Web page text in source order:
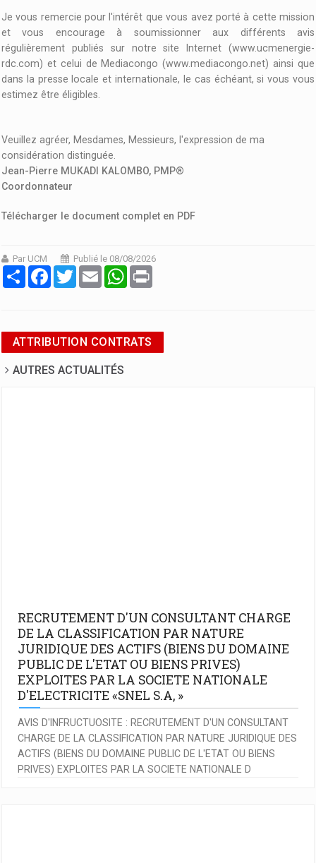
Je vous remercie pour l'intérêt que vous avez porté à cette mission
et vous encourage à soumissionner aux différents avis
régulièrement publiés sur notre site Internet (www.ucmenergie-
rdc.com) et celui de Mediacongo (www.mediacongo.net) ainsi que
dans la presse locale et internationale, le cas échéant, si vous vous
estimez être éligibles.
Veuillez agréer, Mesdames, Messieurs, l'expression de ma
considération distinguée.
Jean-Pierre MUKADI KALOMBO, PMP®
Coordonnateur
Télécharger le document complet en PDF
Par UCM
Publié le 08/08/2026
PartagerFacebook
Twitter Email WhatsApp
ATTRIBUTION CONTRATS
AUTRES ACTUALITÉS
RECRUTEMENT D'UN CONSULTANT CHARGE
DE LA CLASSIFICATION PAR NATURE
JURIDIQUE DES ACTIFS (BIENS DU DOMAINE
PUBLIC DE L'ETAT OU BIENS PRIVES)
EXPLOITES PAR LA SOCIETE NATIONALE
D'ELECTRICITE «SNEL S.A, »
AVIS D'INFRUCTUOSITE : RECRUTEMENT D'UN CONSULTANT
CHARGE DE LA CLASSIFICATION PAR NATURE JURIDIQUE DES
ACTIFS (BIENS DU DOMAINE PUBLIC DE L'ETAT OU BIENS
PRIVES) EXPLOITES PAR LA SOCIETE NATIONALE D